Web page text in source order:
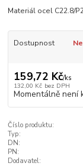
Materiál ocel C22.8/
Dostupnost
159,72 Kč/ks
132,00 Kč bez DPH
Momentálně není
Číslo produktu:
Typ:
DN:
PN:
Dodavatel: